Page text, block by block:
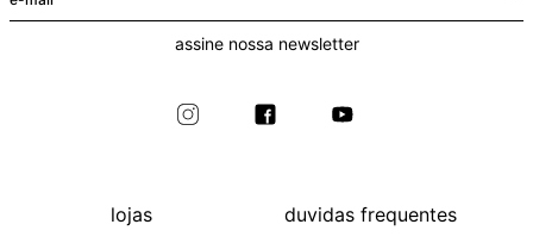
assine nossa newsletter
lojas
duvidas frequentes